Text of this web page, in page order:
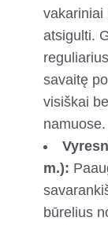
vakariniai
atsigulti.
savaitę
visiškai
namuose.
m.):
būrelius